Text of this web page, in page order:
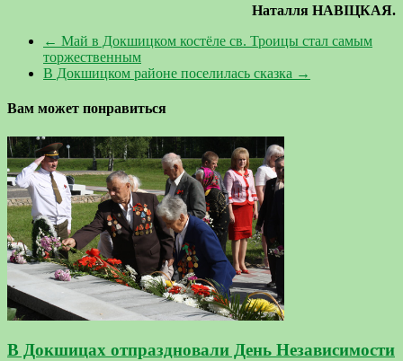
Наталля НАВІЦКАЯ.
← Май в Докшицком костёле св. Троицы стал самым
торжественным
В Докшицком районе поселилась сказка →
Вам может понравиться
В Докшицах отпраздновали День Независимости